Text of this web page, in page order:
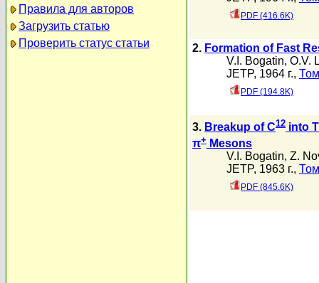
Правила для авторов
Загрузить статью
Проверить статус статьи
PDF (416.6K)
2. Formation of Fast
V.I. Bogatin, O.V.
JETP, 1964 г.,
PDF (194.8K)
3. Breakup of C12 into
π+ Mesons
V.I. Bogatin, Z.
JETP, 1963 г.,
PDF (845.6K)